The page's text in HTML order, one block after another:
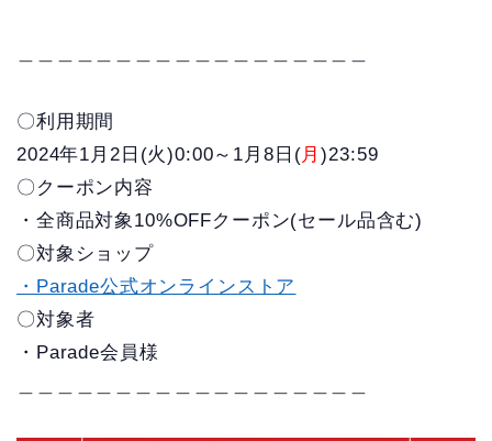
〇利用期間
2024年1月2日(火)0:00～1月8日(月)23:59
〇クーポン内容
・全商品対象10%OFFクーポン(セール品含む)
〇対象ショップ
・Parade公式オンラインストア
〇対象者
・Parade会員様